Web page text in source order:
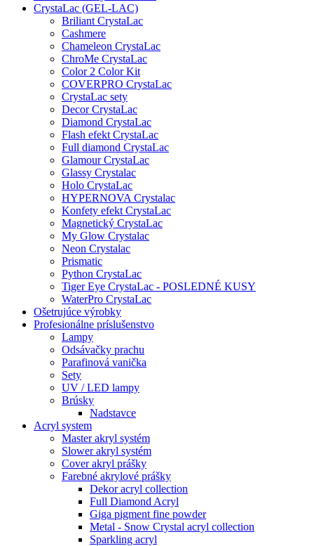
CrystaLac (GEL-LAC)
Briliant CrystaLac
Cashmere
Chameleon CrystaLac
ChroMe CrystaLac
Color 2 Color Kit
COVERPRO CrystaLac
CrystaLac sety
Decor CrystaLac
Diamond CrystaLac
Flash efekt CrystaLac
Full diamond CrystaLac
Glamour CrystaLac
Glassy Crystalac
Holo CrystaLac
HYPERNOVA Crystalac
Konfety efekt CrystaLac
Magnetický CrystaLac
My Glow Crystalac
Neon Crystalac
Prismatic
Python CrystaLac
Tiger Eye CrystaLac - POSLEDNÉ KUSY
WaterPro CrystaLac
Ošetrujúce výrobky
Profesionálne príslušenstvo
Lampy
Odsávačky prachu
Parafinová vanička
Sety
UV / LED lampy
Brúsky
Nadstavce
Acryl system
Master akryl systém
Slower akryl systém
Cover akryl prášky
Farebné akrylové prášky
Dekor acryl collection
Full Diamond Acryl
Giga pigment fine powder
Metal - Snow Crystal acryl collection
Sparkling acryl